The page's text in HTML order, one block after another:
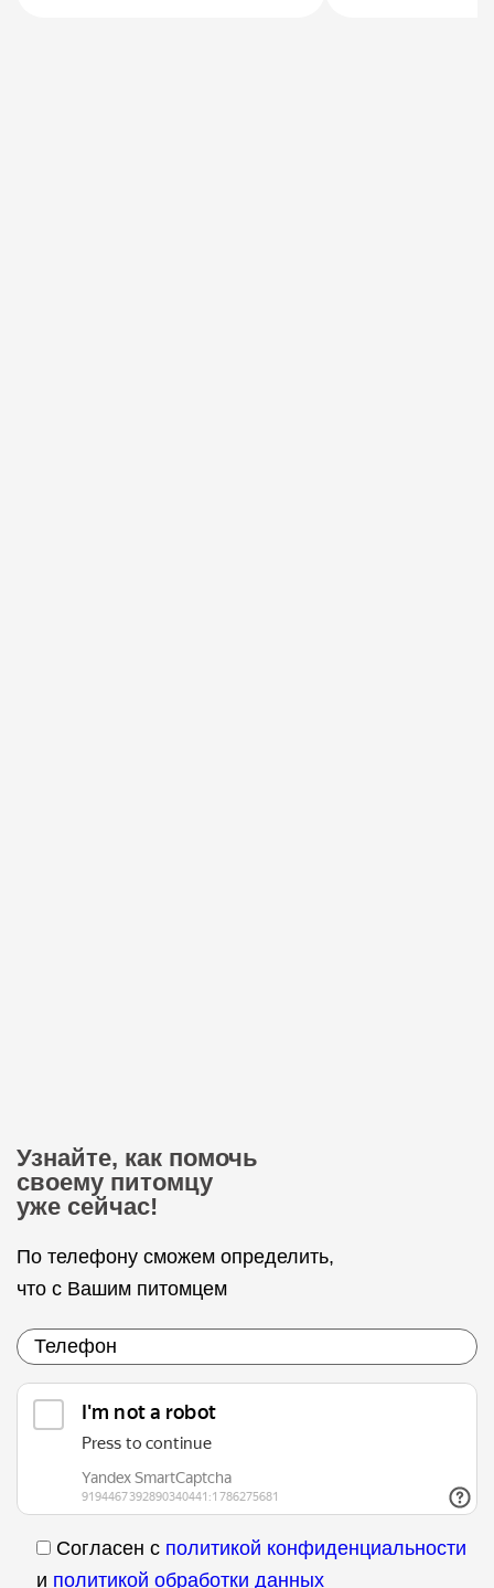
Узнайте, как помочь
своему питомцу
уже сейчас!
По телефону сможем определить,
что с Вашим питомцем
Согласен с политикой конфиденциальности
и политикой обработки данных